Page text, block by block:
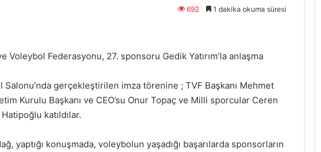
692 1 dakika okuma süresi
Voleybol Federasyonu, 27. sponsoru Gedik Yatırım’la anlaşma
gerçekleştirilen imza törenine ; TVF Başkanı Mehmet
Kurulu Başkanı ve CEO’su Onur Topaç ve Milli sporcular Ceren
katıldılar.
yaptığı konuşmada, voleybolun yaşadığı başarılarda sponsorların